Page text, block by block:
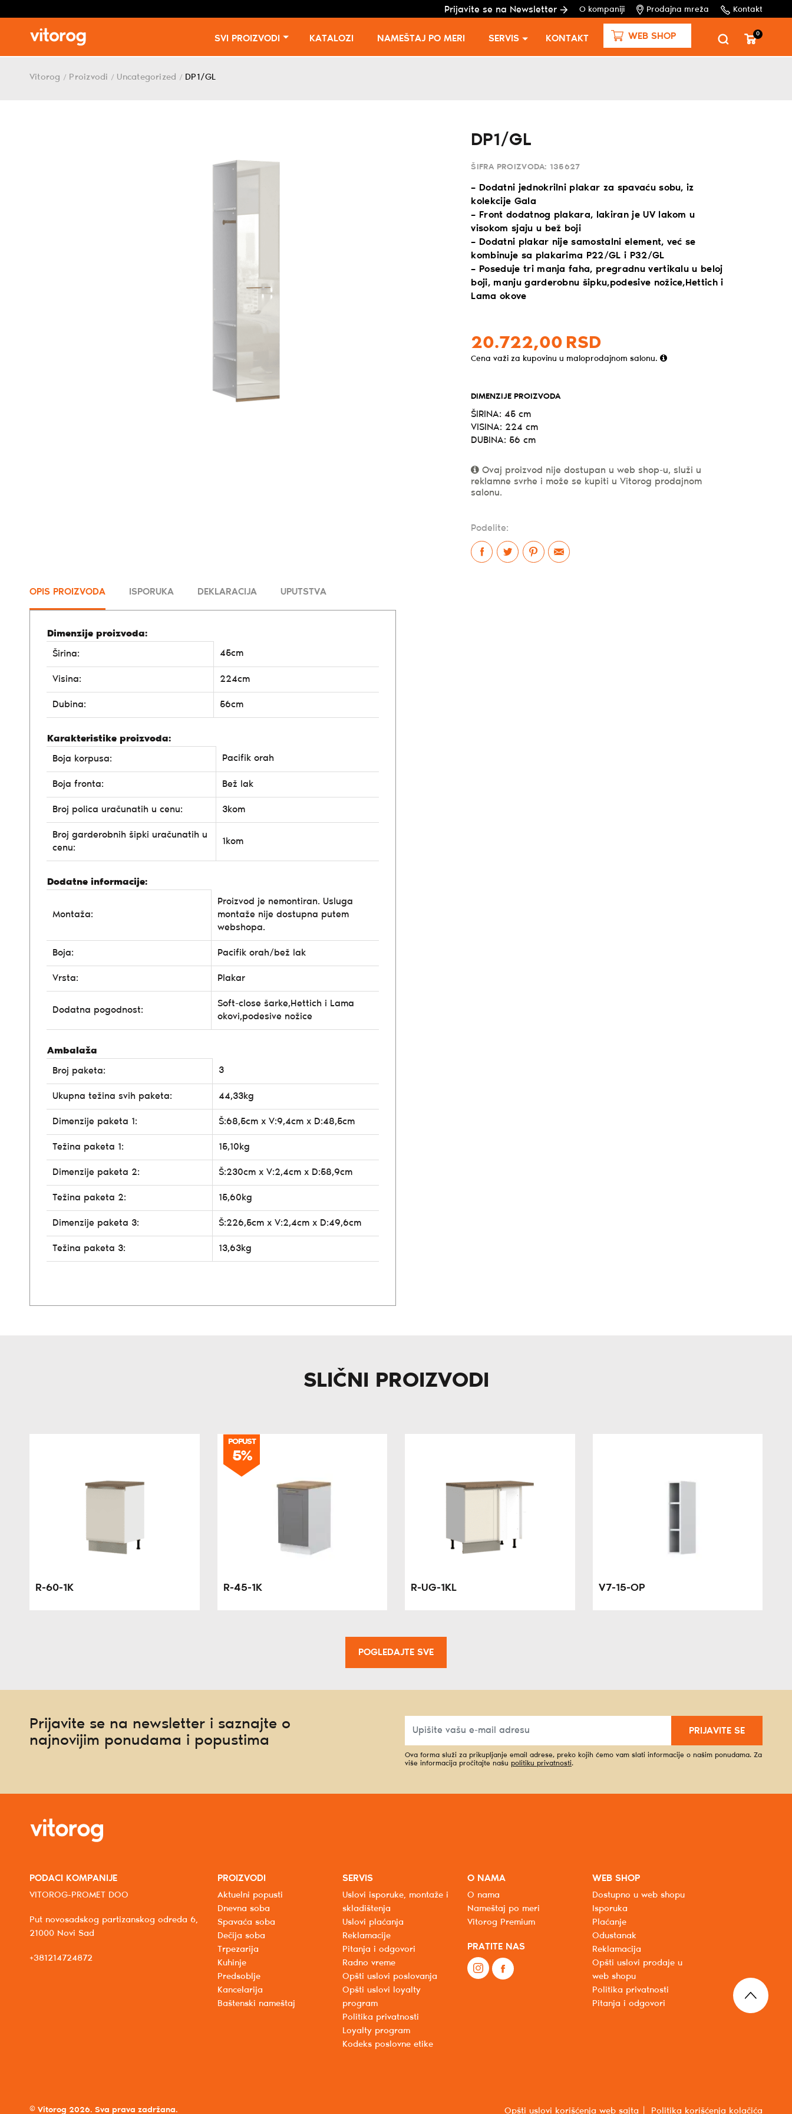
Prijavite se na Newsletter O kompaniji Prodajna mreža Kontakt
SVI PROIZVODI KATALOZI NAMEŠTAJ PO MERI SERVIS KONTAKT WEB SHOP 0
Vitorog / Proizvodi / Uncategorized / DP1/GL
DP1/GL
ŠIFRA PROIZVODA: 135627
– Dodatni jednokrilni plakar za spavaću sobu, iz
kolekcije Gala
– Front dodatnog plakara, lakiran je UV lakom u
visokom sjaju u bež boji
– Dodatni plakar nije samostalni element, već se
kombinuje sa plakarima P22/GL i P32/GL
– Poseduje tri manja faha, pregradnu vertikalu u beloj
boji, manju garderobnu šipku,podesive nožice,Hettich i
Lama okove
20.722,00 RSD
Cena važi za kupovinu u maloprodajnom salonu.
DIMENZIJE PROIZVODA
ŠIRINA: 45 cm
VISINA: 224 cm
DUBINA: 56 cm
Ovaj proizvod nije dostupan u web shop-u, služi u
reklamne svrhe i može se kupiti u Vitorog prodajnom
salonu.
Podelite:
OPIS PROIZVODA ISPORUKA DEKLARACIJA UPUTSTVA
Dimenzije proizvoda:
Širina:
45cm
Visina: 224cm
Dubina: 56cm
Karakteristike proizvoda:
Boja korpusa:
Pacifik orah
Boja fronta: Bež lak
Broj polica uračunatih u cenu: 3kom
Broj garderobnih šipki uračunatih u
cenu:
1kom
Dodatne informacije:
Montaža:
Proizvod je nemontiran. Usluga
montaže nije dostupna putem
webshopa.
Boja: Pacifik orah/bež lak
Vrsta: Plakar
Dodatna pogodnost:
Soft-close šarke,Hettich i Lama
okovi,podesive nožice
Ambalaža
Broj paketa:
3
Ukupna težina svih paketa: 44,33kg
Dimenzije paketa 1: Š:68,5cm x V:9,4cm x D:48,5cm
Težina paketa 1: 15,10kg
Dimenzije paketa 2: Š:230cm x V:2,4cm x D:58,9cm
Težina paketa 2: 15,60kg
Dimenzije paketa 3: Š:226,5cm x V:2,4cm x D:49,6cm
Težina paketa 3: 13,63kg
SLIČNI PROIZVODI
R-60-1K
POPUST
5%
R-45-1K R-UG-1KL V7-15-OP
POGLEDAJTE SVE
Prijavite se na newsletter i saznajte o
najnovijim ponudama i popustima
PRIJAVITE SE
Ova forma služi za prikupljanje email adrese, preko kojih ćemo vam slati informacije o našim ponudama. Za
više informacija pročitajte našu politiku privatnosti.
PODACI KOMPANIJE
VITOROG-PROMET DOO
Put novosadskog partizanskog odreda 6,
21000 Novi Sad
+381214724872
PROIZVODI
Aktuelni popusti
Dnevna soba
Spavaća soba
Dečija soba
Trpezarija
Kuhinje
Predsoblje
Kancelarija
Baštenski nameštaj
SERVIS
Uslovi isporuke, montaže i
skladištenja
Uslovi plaćanja
Reklamacije
Pitanja i odgovori
Radno vreme
Opšti uslovi poslovanja
Opšti uslovi loyalty
program
Politika privatnosti
Loyalty program
Kodeks poslovne etike
O NAMA
O nama
Nameštaj po meri
Vitorog Premium
PRATITE NAS
WEB SHOP
Dostupno u web shopu
Isporuka
Plaćanje
Odustanak
Reklamacija
Opšti uslovi prodaje u
web shopu
Politika privatnosti
Pitanja i odgovori
© Vitorog 2026. Sva prava zadržana. Opšti uslovi korišćenja web sajta Politika korišćenja kolačića